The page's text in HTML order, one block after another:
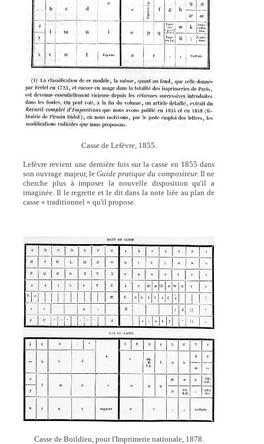
Casse de Lefèvre, 1855.
Lefèvre revient une dernière fois sur la casse en 1855 dans
son ouvrage majeur, le Guide pratique du compositeur. Il ne
cherche plus à imposer la nouvelle disposition qu'il a
imaginée. Il le regrette et le dit dans la note liée au plan de
casse « traditionnel » qu'il propose.
Casse de Boildieu, pour l'Imprimerie nationale, 1878.